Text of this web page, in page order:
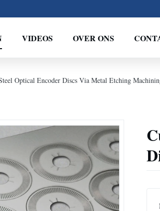
VIDEOS OVER ONS
Optical Encoder Discs Via Metal Etching